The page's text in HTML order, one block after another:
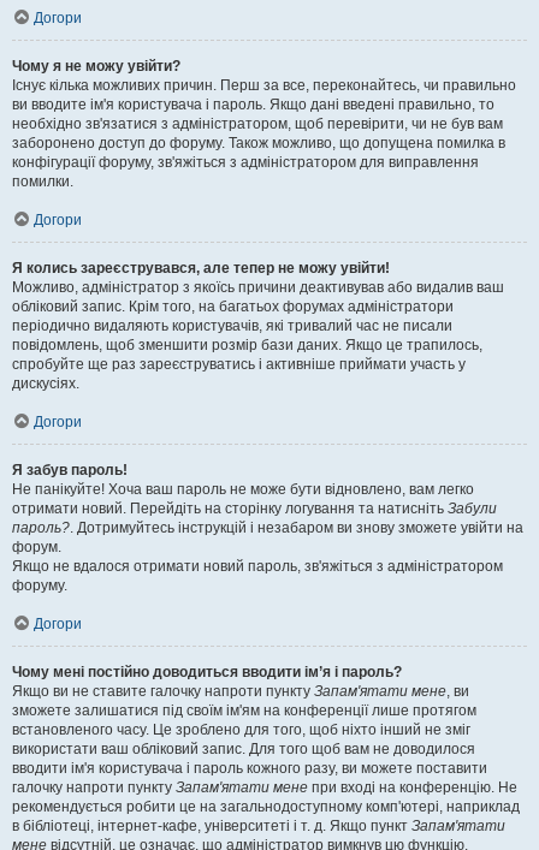
Догори
Чому я не можу увійти?
Існує кілька можливих причин. Перш за все, переконайтесь, чи правильно
ви вводите ім'я користувача і пароль. Якщо дані введені правильно, то
необхідно зв'язатися з адміністратором, щоб перевірити, чи не був вам
заборонено доступ до форуму. Також можливо, що допущена помилка в
конфігурації форуму, зв'яжіться з адміністратором для виправлення
помилки.
Догори
Я колись зареєструвався, але тепер не можу увійти!
Можливо, адміністратор з якоїсь причини деактивував або видалив ваш
обліковий запис. Крім того, на багатьох форумах адміністратори
періодично видаляють користувачів, які тривалий час не писали
повідомлень, щоб зменшити розмір бази даних. Якщо це трапилось,
спробуйте ще раз зареєструватись і активніше приймати участь у
дискусіях.
Догори
Я забув пароль!
Не панікуйте! Хоча ваш пароль не може бути відновлено, вам легко
отримати новий. Перейдіть на сторінку логування та натисніть Забули
пароль?. Дотримуйтесь інструкцій і незабаром ви знову зможете увійти на
форум.
Якщо не вдалося отримати новий пароль, зв'яжіться з адміністратором
форуму.
Догори
Чому мені постійно доводиться вводити ім’я і пароль?
Якщо ви не ставите галочку напроти пункту Запам'ятати мене, ви
зможете залишатися під своїм ім'ям на конференції лише протягом
встановленого часу. Це зроблено для того, щоб ніхто інший не зміг
використати ваш обліковий запис. Для того щоб вам не доводилося
вводити ім'я користувача і пароль кожного разу, ви можете поставити
галочку напроти пункту Запам'ятати мене при вході на конференцію. Не
рекомендується робити це на загальнодоступному комп'ютері, наприклад
в бібліотеці, інтернет-кафе, університеті і т. д. Якщо пункт Запам'ятати
мене відсутній, це означає, що адміністратор вимкнув цю функцію.